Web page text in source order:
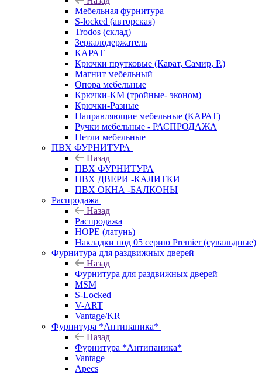
Мебельная фурнитура
S-locked (авторская)
Trodos (склад)
Зеркалодержатель
КАРАТ
Крючки прутковые (Карат, Самир, Р.)
Магнит мебельный
Опора мебельные
Крючки-КМ (тройные- эконом)
Крючки-Разные
Направляющие мебельные (КАРАТ)
Ручки мебельные - РАСПРОДАЖА
Петли мебельные
ПВХ ФУРНИТУРА
Назад
ПВХ ФУРНИТУРА
ПВХ ДВЕРИ -КАЛИТКИ
ПВХ ОКНА -БАЛКОНЫ
Распродажа
Назад
Распродажа
HOPE (латунь)
Накладки под 05 серию Premier (сувальдные)
Фурнитура для раздвижных дверей
Назад
Фурнитура для раздвижных дверей
MSM
S-Locked
V-ART
Vantage/KR
Фурнитура *Антипаника*
Назад
Фурнитура *Антипаника*
Vantage
Apecs